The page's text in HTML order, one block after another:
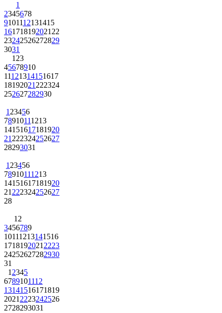
1
2345678
9101112131415
161718192021 22
23242526272829
3031
1 23
45678910
11121314151617
18192021 222324
252627282930
1 23456
78910111213
14151617181920
21 222324252627
28293031
1 23456
78910111213
14151617181920
21 222324252627
28
1 2
3456789
10111213141516
1718192021 2223
24252627282930
31
1 2345
6789101112
13141516171819
2021 2223242526
2728293031